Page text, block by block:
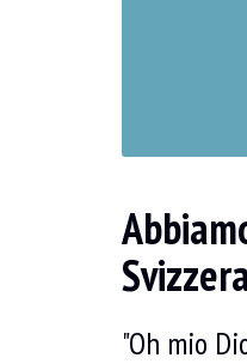
"Oh mio